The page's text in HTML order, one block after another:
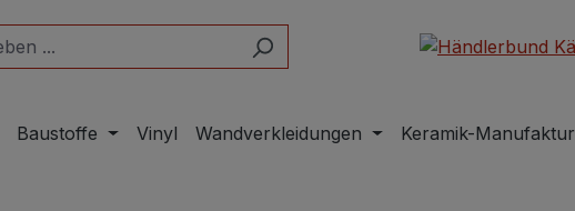
Baustoffe Vinyl Wandverkleidungen Keramik-Manufaktur